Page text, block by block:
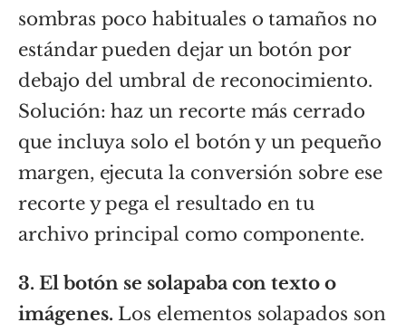
sombras poco habituales o tamaños no
estándar pueden dejar un botón por
debajo del umbral de reconocimiento.
Solución: haz un recorte más cerrado
que incluya solo el botón y un pequeño
margen, ejecuta la conversión sobre ese
recorte y pega el resultado en tu
archivo principal como componente.
3. El botón se solapaba con texto o
imágenes. Los elementos solapados son